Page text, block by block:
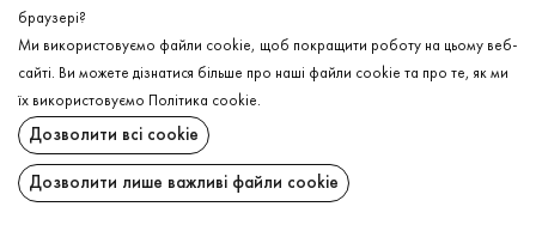
Прання в теплій воді (до 40°С)
Відбілювання заборонено
Прасувати при високій температурі
Можна віджимати і сушити в пральній машині
Хімчистка дозволена
ДОСТАВКА
ПОВЕРНЕННЯ
браузері?
Ми використовуємо файли cookie, щоб покращити роботу на цьому веб-
сайті. Ви можете дізнатися більше про наші файли cookie та про те, як ми
їх використовуємо
Політика cookie.
Дозволити всі cookie
Дозволити лише важливі файли cookie